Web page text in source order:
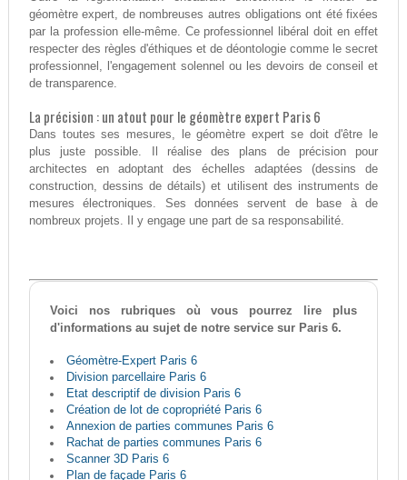
géomètre expert, de nombreuses autres obligations ont été fixées
par la profession elle-même. Ce professionnel libéral doit en effet
respecter des règles d'éthiques et de déontologie comme le secret
professionnel, l'engagement solennel ou les devoirs de conseil et
de transparence.
La précision : un atout pour le géomètre expert Paris 6
Dans toutes ses mesures, le géomètre expert se doit d'être le
plus juste possible. Il réalise des plans de précision pour
architectes en adoptant des échelles adaptées (dessins de
construction, dessins de détails) et utilisent des instruments de
mesures électroniques. Ses données servent de base à de
nombreux projets. Il y engage une part de sa responsabilité.
Voici nos rubriques où vous pourrez lire plus
d'informations au sujet de notre service sur Paris 6.
Géomètre-Expert Paris 6
Division parcellaire Paris 6
Etat descriptif de division Paris 6
Création de lot de copropriété Paris 6
Annexion de parties communes Paris 6
Rachat de parties communes Paris 6
Scanner 3D Paris 6
Plan de façade Paris 6